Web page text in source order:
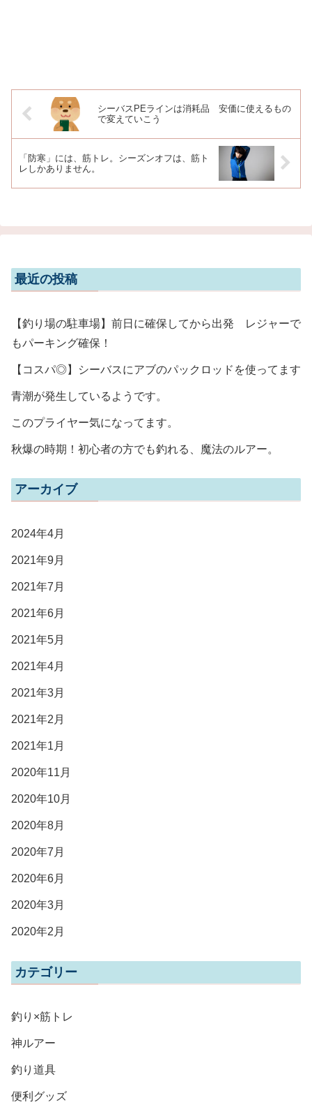
シーバスPEラインは消耗品 安価に使えるもの
で変えていこう
「防寒」には、筋トレ。シーズンオフは、筋ト
レしかありません。
最近の投稿
【釣り場の駐車場】前日に確保してから出発 レジャーで
もパーキング確保！
【コスパ◎】シーバスにアブのパックロッドを使ってます
青潮が発生しているようです。
このプライヤー気になってます。
秋爆の時期！初心者の方でも釣れる、魔法のルアー。
アーカイブ
2024年4月
2021年9月
2021年7月
2021年6月
2021年5月
2021年4月
2021年3月
2021年2月
2021年1月
2020年11月
2020年10月
2020年8月
2020年7月
2020年6月
2020年3月
2020年2月
カテゴリー
釣り×筋トレ
神ルアー
釣り道具
便利グッズ